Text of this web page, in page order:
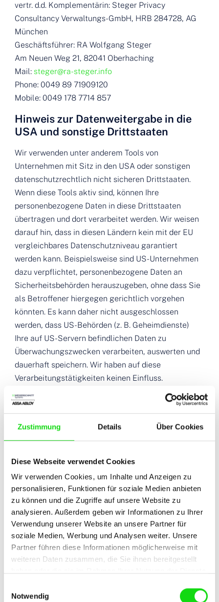
Zustimmung Details Über Cookies
Diese Webseite verwendet Cookies
Wir verwenden Cookies, um Inhalte und Anzeigen zu
personalisieren, Funktionen für soziale Medien anbieten
zu können und die Zugriffe auf unsere Website zu
analysieren. Außerdem geben wir Informationen zu Ihrer
Verwendung unserer Website an unsere Partner für
soziale Medien, Werbung und Analysen weiter. Unsere
Partner führen diese Informationen möglicherweise mit
weiteren Daten zusammen, die Sie ihnen bereitgestellt
Notwendig
vertr. d.d. Komplementärin: Steger Privacy
Consultancy Verwaltungs-GmbH, HRB 284728, AG
München
Geschäftsführer: RA Wolfgang Steger
Am Neuen Weg 21, 82041 Oberhaching
Mail: steger@ra-steger.info
Phone: 0049 89 71909120
Mobile: 0049 178 7714 857
Hinweis zur Datenweitergabe in die
USA und sonstige Drittstaaten
Wir verwenden unter anderem Tools von
Unternehmen mit Sitz in den USA oder sonstigen
datenschutzrechtlich nicht sicheren Drittstaaten.
Wenn diese Tools aktiv sind, können Ihre
personenbezogene Daten in diese Drittstaaten
übertragen und dort verarbeitet werden. Wir weisen
darauf hin, dass in diesen Ländern kein mit der EU
vergleichbares Datenschutzniveau garantiert
werden kann. Beispielsweise sind US-Unternehmen
dazu verpflichtet, personenbezogene Daten an
Sicherheitsbehörden herauszugeben, ohne dass Sie
als Betroffener hiergegen gerichtlich vorgehen
könnten. Es kann daher nicht ausgeschlossen
werden, dass US-Behörden (z. B. Geheimdienste)
Ihre auf US-Servern befindlichen Daten zu
Überwachungszwecken verarbeiten, auswerten und
dauerhaft speichern. Wir haben auf diese
Verarbeitungstätigkeiten keinen Einfluss.
Widerruf Ihrer Einwilligung zur
Datenverarbeitung
Viele Datenverarbeitungsvorgänge sind nur mit Ihrer
eine bereits erteilte Einwilligung jederzeit
widerrufen. Die Rechtmäßigkeit der bis zum Widerruf
erfolgten Datenverarbeitung bleibt vom Widerruf
unberührt.
Widerspruchsrecht gegen die
Datenerhebung in besonderen Fällen
sowie gegen Direktwerbung (Art. 21
DSGVO)
GRUNDLAGE VON ART. 6 ABS. 1 LIT. E ODER F